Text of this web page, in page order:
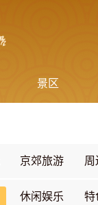
景区
京郊旅游 周
休闲娱乐
特